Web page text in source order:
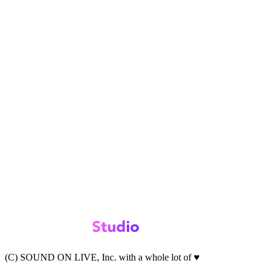
(C) SOUND ON LIVE, Inc. with a whole lot of ♥